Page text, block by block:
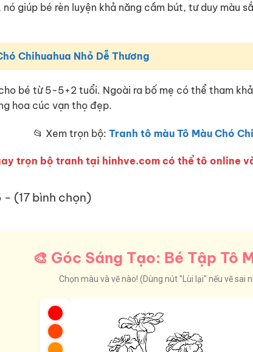
giúp bé rèn luyện khả năng cầm bút, tư duy màu
Chihuahua Nhỏ Dễ Thương
bé từ 5-5+2 tuổi. Ngoài ra bố mẹ có thể tham
hoa cúc vạn thọ đẹp.
📂 Xem trọn bộ: Tranh tô màu Tô Màu Chó
trọn bộ tranh tại hinhve.com có thể tô online
(17 bình chọn)
🎨 Góc Sáng Tạo: Bé Tập Tô
Chọn màu và vẽ nào! (Dùng nút "Lùi lại" nếu vẽ sai